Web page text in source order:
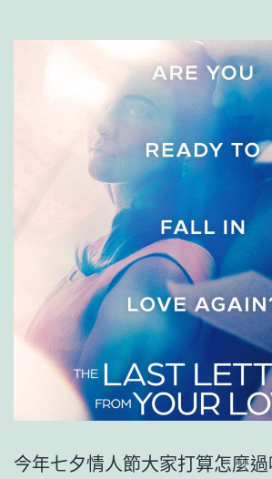
今年七夕情人節大家打算怎麼